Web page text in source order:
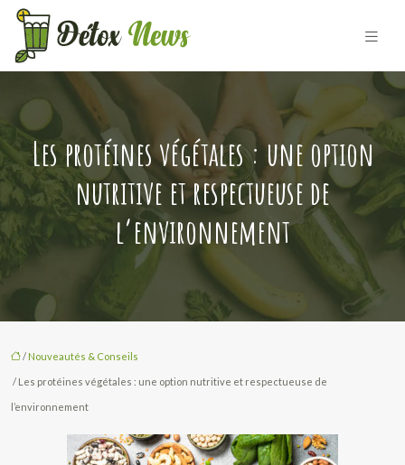
Les protéines végétales : une option
nutritive et respectueuse de
l’environnement
/ Nouveautés & Conseils
/ Les protéines végétales : une option nutritive et respectueuse de
l’environnement